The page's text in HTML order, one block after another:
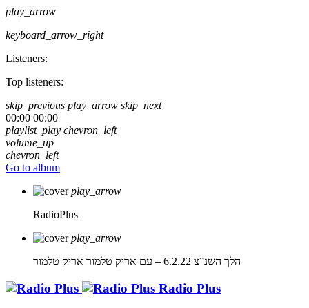
play_arrow
keyboard_arrow_right
Listeners:
Top listeners:
skip_previous play_arrow skip_next
00:00 00:00
playlist_play chevron_left
volume_up
chevron_left
Go to album
play_arrow
RadioPlus
play_arrow
הלך השנ”צ 6.2.22 – עם אריק טלמור
אריק טלמור
Radio Plus